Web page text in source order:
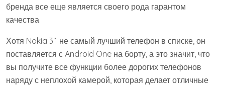
бренда все еще является своего рода гарантом
качества.
Хотя Nokia 3.1 не самый лучший телефон в списке, он
поставляется с Android One на борту, а это значит, что
вы получите все функции более дорогих телефонов
наряду с неплохой камерой, которая делает отличные